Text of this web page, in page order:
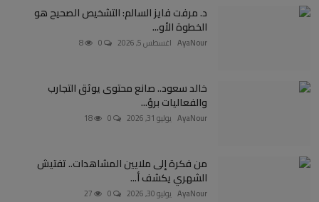
د. مرفت فايز السالم: التشخيص الصحيح هو
الخطوة الأو...
AyaNour اغسطس 5, 2026
خالد سعود.. صانع محتوى يوثق التجارب
والفعاليات برؤ...
AyaNour يوليو 31, 2026
من فكرة إلى ملايين المشاهدات.. تفتيش
الشهري يكشف أ...
AyaNour يوليو 30, 2026